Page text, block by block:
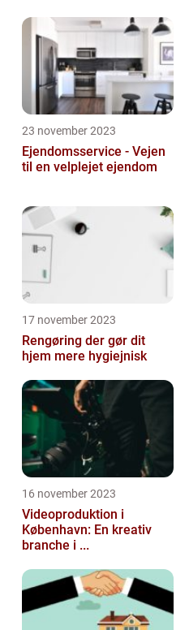
23 november 2023
Ejendomsservice - Vejen
til en velplejet ejendom
17 november 2023
Rengøring der gør dit
hjem mere hygiejnisk
16 november 2023
Videoproduktion i
København: En kreativ
branche i ...